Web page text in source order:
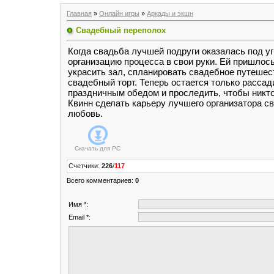
Главная » Онлайн игры » Аркады и экшн
Свадебный переполох
Когда свадьба лучшей подруги оказалась под
организацию процесса в свои руки. Ей
украсить зал, спланировать свадебное
свадебный торт. Теперь остается только
праздничным обедом и проследить, чтобы
Квинн сделать карьеру лучшего организатора
любовь.
Скачать для PC
Счетчики: 226/117
Всего комментариев: 0
Имя *:
Email *: